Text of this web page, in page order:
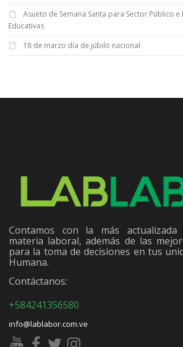
Asueto de Semana Santa para Sector Público
Educativas
18 de marzo día de júbilo nacional
Contamos con la más
materia laboral, además de las
para la toma de decisiones en tus
Humana.
Contáctanos:
+584241356580
info@lablabor.com.ve